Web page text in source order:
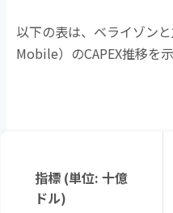
以下の表は、ベライゾン
Mobile）のCAPEX推移を
指標 (単位:十億
ドル)